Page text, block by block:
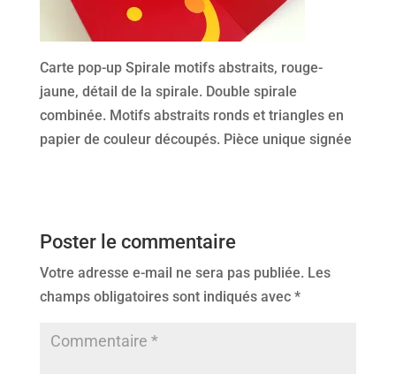
Carte pop-up Spirale motifs abstraits, rouge-
jaune, détail de la spirale. Double spirale
combinée. Motifs abstraits ronds et triangles en
papier de couleur découpés. Pièce unique signée
Poster le commentaire
Votre adresse e-mail ne sera pas publiée. Les
champs obligatoires sont indiqués avec *